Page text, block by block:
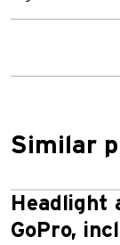
Similar
Headlight
GoPro,